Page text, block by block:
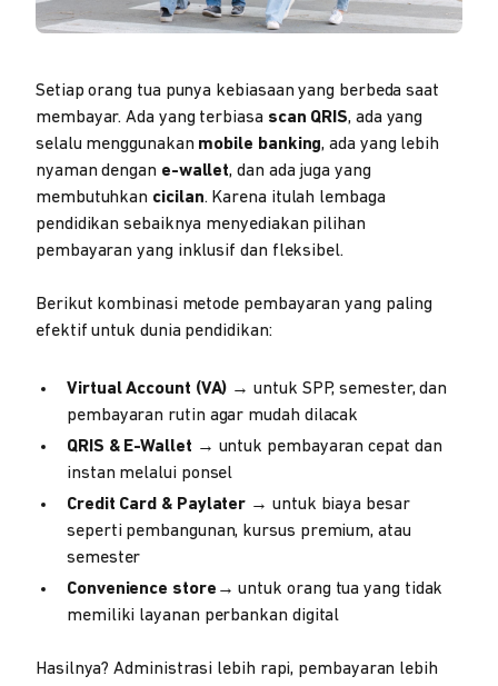
Setiap orang tua punya kebiasaan yang berbeda saat
membayar. Ada yang terbiasa scan QRIS, ada yang
selalu menggunakan mobile banking, ada yang lebih
nyaman dengan e-wallet, dan ada juga yang
membutuhkan cicilan. Karena itulah lembaga
pendidikan sebaiknya menyediakan pilihan
pembayaran yang inklusif dan fleksibel.
Berikut kombinasi metode pembayaran yang paling
efektif untuk dunia pendidikan:
Virtual Account (VA) → untuk SPP, semester, dan
pembayaran rutin agar mudah dilacak
QRIS & E-Wallet → untuk pembayaran cepat dan
instan melalui ponsel
Credit Card & Paylater → untuk biaya besar
seperti pembangunan, kursus premium, atau
semester
Convenience store → untuk orang tua yang tidak
memiliki layanan perbankan digital
Hasilnya? Administrasi lebih rapi, pembayaran lebih